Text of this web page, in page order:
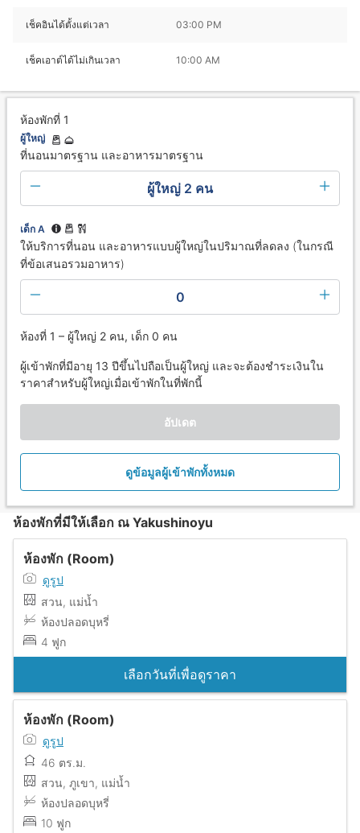
เช็คอินได้ตั้งแต่เวลา 03:00 PM
เช็คเอาต์ได้ไม่เกินเวลา 10:00 AM
ห้องพักที่ 1
ผู้ใหญ่
ที่นอนมาตรฐาน และอาหารมาตรฐาน
ผู้ใหญ่ 2 คน
เด็ก A
ให้บริการที่นอน และอาหารแบบผู้ใหญ่ในปริมาณที่ลดลง (ในกรณี
ที่ข้อเสนอรวมอาหาร)
0
ห้องที่ 1 – ผู้ใหญ่ 2 คน, เด็ก 0 คน
ผู้เข้าพักที่มีอายุ 13 ปีขึ้นไปถือเป็นผู้ใหญ่ และจะต้องชำระเงินใน
ราคาสำหรับผู้ใหญ่เมื่อเข้าพักในที่พักนี้
อัปเดต
ดูข้อมูลผู้เข้าพักทั้งหมด
ห้องพักที่มีให้เลือก ณ Yakushinoyu
ห้องพัก (Room)
ดูรูป
สวน, แม่น้ำ
ห้องปลอดบุหรี่
4 ฟูก
เลือกวันที่เพื่อดูราคา
ห้องพัก (Room)
ดูรูป
46 ตร.ม.
สวน, ภูเขา, แม่น้ำ
ห้องปลอดบุหรี่
10 ฟูก